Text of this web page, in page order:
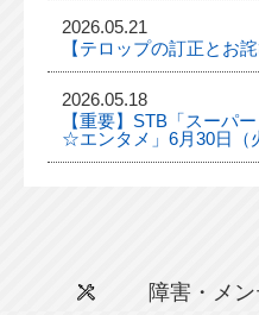
2026.05.21
【テロップの訂正とお詫
2026.05.18
【重要】STB「スーパ
☆エンタメ」6月30日（
障害・メ